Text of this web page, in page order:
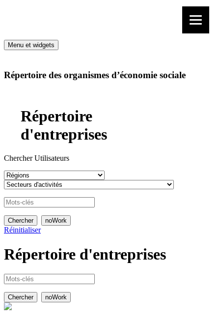
Menu et widgets
Répertoire des organismes d’économie sociale
Répertoire
d'entreprises
Chercher Utilisateurs
Réinitialiser
Répertoire d'entreprises